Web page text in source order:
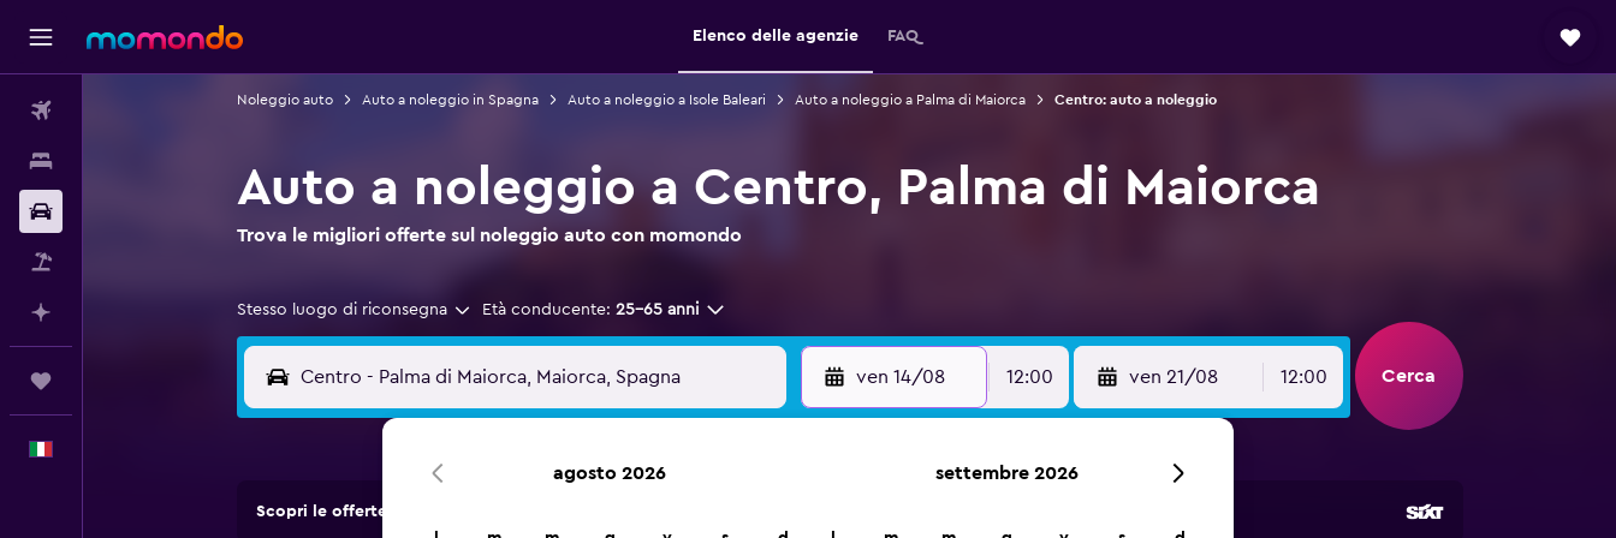
Elenco delle agenzie FAQ
Noleggio auto Auto a noleggio in Spagna Auto a noleggio a Isole Baleari Auto a noleggio a Palma di Maiorca Centro: auto a noleggio
Auto a noleggio a Centro, Palma di Maiorca
Trova le migliori offerte sul noleggio auto con momondo
Stesso luogo di riconsegna Età conducente: 25-65 anni
ven 14/08 12:00 ven 21/08 12:00 Cerca
Scopri le offerte di agenzie di noleggio auto in oltre 70.000 località con momondo.
agosto 2026 settembre 2026